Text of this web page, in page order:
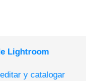
Lightroom
y catalogar